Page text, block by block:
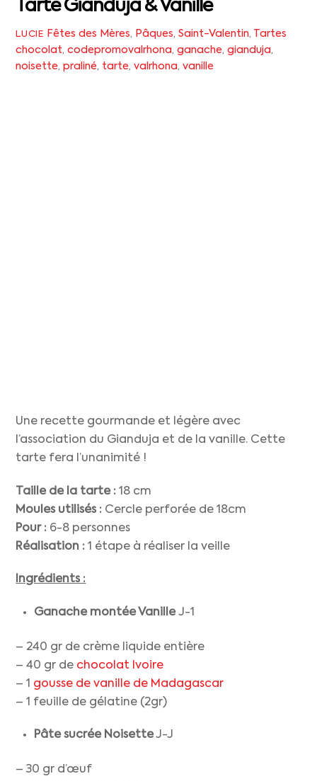
Tarte Gianduja & Vanille
LUCIE Fêtes des Mères, Pâques, Saint-Valentin,
Tartes
chocolat,codepromovalrhona,ganache,gianduja,
noisette,praliné, tarte,valrhona,vanille
Une recette gourmande et légère avec
l’association du Gianduja et de la vanille. Cette
tarte fera l’unanimité !
Taille de la tarte : 18 cm
Moules utilisés : Cercle perforée de 18cm
Pour : 6-8 personnes
Réalisation : 1 étape à réaliser la veille
Ingrédients :
Ganache montée VanilleJ-1
– 240 gr de crème liquide entière
– 40 gr de chocolat Ivoire
– 1 gousse de vanille de Madagascar
– 1 feuille de gélatine (2gr)
Pâte sucrée NoisetteJ-J
– 30 gr d’œuf